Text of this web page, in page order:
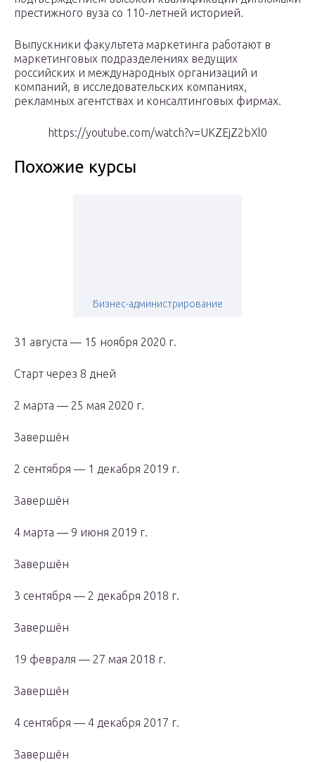
престижного вуза со 110-летней историей.
Выпускники факультета маркетинга работают в
маркетинговых подразделениях ведущих
российских и международных организаций и
компаний, в исследовательских компаниях,
рекламных агентствах и консалтинговых фирмах.​​
https://youtube.com/watch?v=UKZEjZ2bXl0
Похожие курсы
Бизнес-администрирование
31 августа — 15 ноября 2020 г.
Старт через 8 дней
2 марта — 25 мая 2020 г.
Завершён
2 сентября — 1 декабря 2019 г.
Завершён
4 марта — 9 июня 2019 г.
Завершён
3 сентября — 2 декабря 2018 г.
Завершён
19 февраля — 27 мая 2018 г.
Завершён
4 сентября — 4 декабря 2017 г.
Завершён